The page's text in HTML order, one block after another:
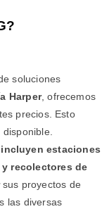
soluciones
Harper, ofrecemos
precios. Esto
estaciones
recolectores de
sus proyectos de
las diversas